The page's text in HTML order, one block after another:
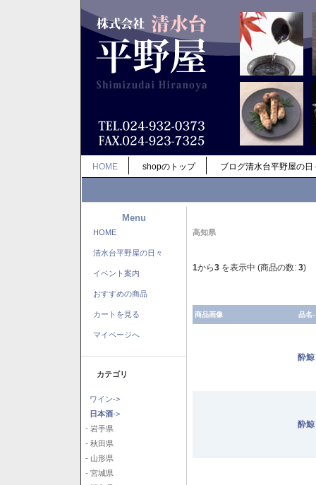
HOME shopのトップ ブログ清水台平野屋の日
Menu
HOME
清水台平野屋の日々
イベント案内
おすすめの商品
カートを見る
マイページへ
カテゴリ
ワイン->
日本酒->
- 岩手県
- 秋田県
- 山形県
- 宮城県
高知県
1から3 を表示中 (商品の数: 3)
商品画像 品名-
酔
酔